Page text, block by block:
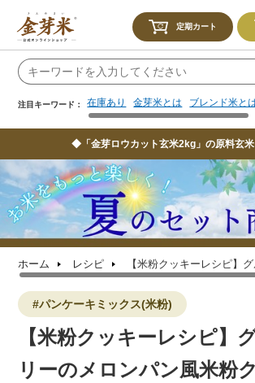
定期カート
注目キーワード： 在庫あり 金芽米とは ブレンド米と
◆「金芽ロウカット玄米2kg」の原料玄米
ホーム レシピ 【米粉クッキーレシピ】
#パンケーキミックス(米粉)
【米粉クッキーレシピ】
リーのメロンパン風米粉